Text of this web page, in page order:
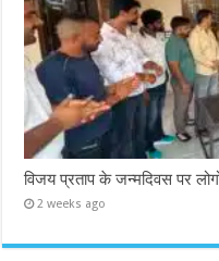
विजय प्रताप के जन्मदिवस पर
2 weeks ago